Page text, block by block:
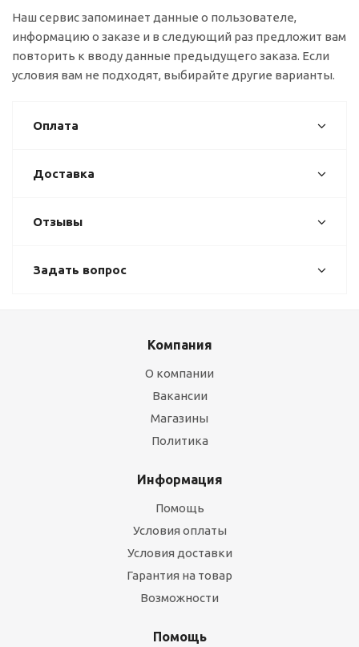
Наш сервис запоминает данные о пользователе,
информацию о заказе и в следующий раз предложит вам
повторить к вводу данные предыдущего заказа. Если
условия вам не подходят, выбирайте другие варианты.
Оплата
Доставка
Отзывы
Задать вопрос
Компания
О компании
Вакансии
Магазины
Политика
Информация
Помощь
Условия оплаты
Условия доставки
Гарантия на товар
Возможности
Помощь